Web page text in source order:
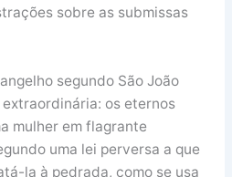
sobre as submissas
segundo São João
os eternos
mulher em flagrante
uma lei perversa a que
la à pedrada, como se usa